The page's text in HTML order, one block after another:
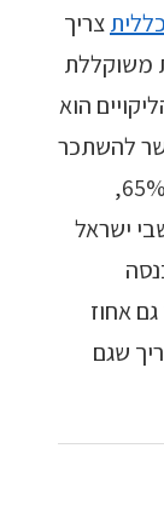
צריך
משוקללת
אחד הליקויים הוא
להשתכר
ב-50% לפחות, בדרגת אי-כושר של 60%, 65%,
תושבי ישראל
ל-01.01.2026). לכן גם אחוז
שגם